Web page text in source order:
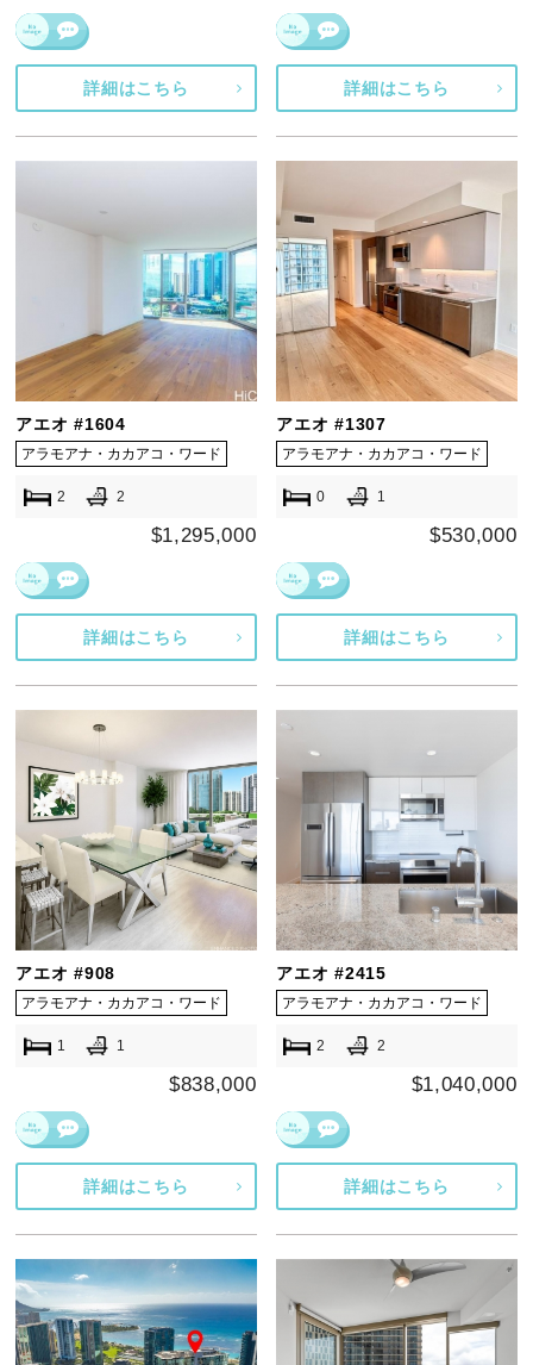
詳細はこちら 詳細はこちら
アエオ #1604
アラモアナ・カカアコ・ワード
2 2
$1,295,000
詳細はこちら
アエオ #1307
アラモアナ・カカアコ・ワード
0 1
$530,000
詳細はこちら
アエオ #908
アラモアナ・カカアコ・ワード
1 1
$838,000
詳細はこちら
アエオ #2415
アラモアナ・カカアコ・ワード
2 2
$1,040,000
詳細はこちら